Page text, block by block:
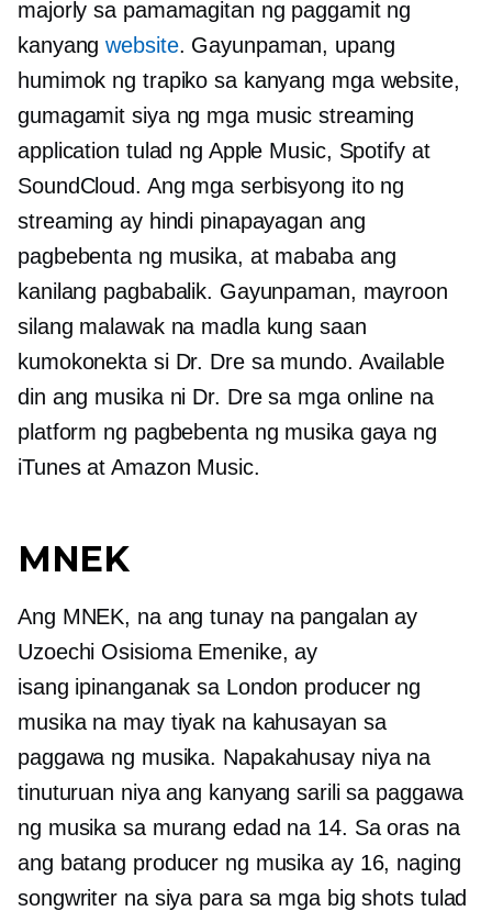
majorly sa pamamagitan ng paggamit ng
kanyangwebsite. Gayunpaman, upang
humimok ng trapiko sa kanyang mga website,
gumagamit siya ng mga music streaming
application tulad ng Apple Music, Spotify at
SoundCloud. Ang mga serbisyong ito ng
streaming ay hindi pinapayagan ang
pagbebenta ng musika, at mababa ang
kanilang pagbabalik. Gayunpaman, mayroon
silang malawak na madla kung saan
kumokonekta si Dr. Dre sa mundo. Available
din ang musika ni Dr. Dre sa mga online na
platform ng pagbebenta ng musika gaya ng
iTunes at Amazon Music.
MNEK
Ang MNEK, na ang tunay na pangalan ay
Uzoechi Osisioma Emenike, ay
isang ipinanganak sa London producer ng
musika na may tiyak na kahusayan sa
paggawa ng musika. Napakahusay niya na
tinuturuan niya ang kanyang sarili sa paggawa
ng musika sa murang edad na 14. Sa oras na
ang batang producer ng musika ay 16, naging
songwriter na siya para sa mga big shots tulad